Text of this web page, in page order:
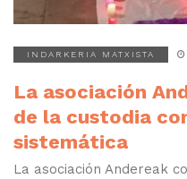
INDARKERIA MATXISTA
La asociación
de la custodia
sistemática
La asociación Andereak